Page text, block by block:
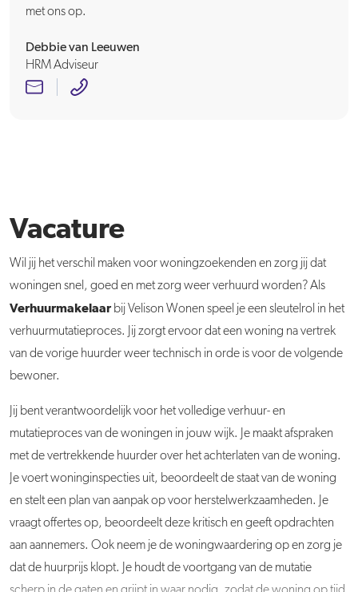
met ons op.
Debbie van Leeuwen
HRM Adviseur
Vacature
Wil jij het verschil maken voor woningzoekenden en zorg jij dat
woningen snel, goed en met zorg weer verhuurd worden? Als
Verhuurmakelaarbij Velison Wonen speel je een sleutelrol in het
verhuurmutatieproces. Jij zorgt ervoor dat een woning na vertrek
van de vorige huurder weer technisch in orde is voor de volgende
bewoner.
Jij bent verantwoordelijk voor het volledige verhuur- en
mutatieproces van de woningen in jouw wijk. Je maakt afspraken
met de vertrekkende huurder over het achterlaten van de woning.
Je voert woninginspecties uit, beoordeelt de staat van de woning
en stelt een plan van aanpak op voor herstelwerkzaamheden. Je
vraagt offertes op, beoordeelt deze kritisch en geeft opdrachten
aan aannemers. Ook neem je de woningwaardering op en zorg je
dat de huurprijs klopt. Je houdt de voortgang van de mutatie